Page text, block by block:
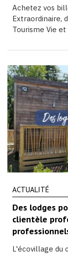
Achetez vos
Extraordinaire,
Tourisme Vie
ACTUALITÉ
Des lodges
clientèle
L'écovillage du